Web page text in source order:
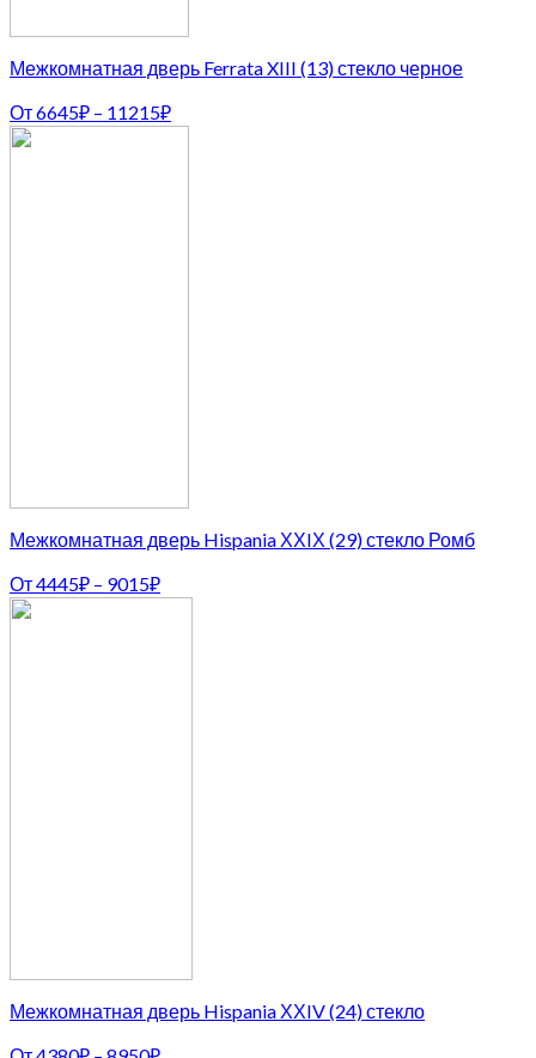
Межкомнатная дверь Ferrata XIII (13) стекло черное
От6645₽ – 11215₽
Межкомнатная дверь Hispania ХХIХ (29) стекло Ромб
От4445₽ – 9015₽
Межкомнатная дверь Hispania ХХIV (24) стекло